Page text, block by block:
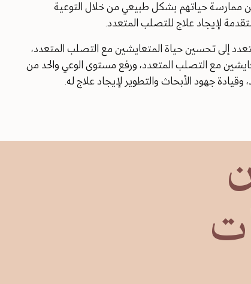
ممارسة حياتهم بشكل طبيعي من خلال التوعية
لإيجاد علاج للتصلب المتعدد.
إلى تحسين حياة المتعايشين مع التصلب المتعدد،
مع التصلب المتعدد، ورفع مستوى الوعي والحد من
جهود الأبحاث والتطوير لإيجاد علاج له.